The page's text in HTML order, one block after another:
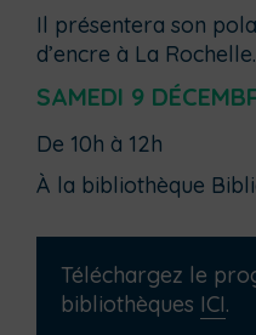
Il présentera son
d’encre à La Rochelle.
SAMEDI 9
De 10h à 12h
À la bibliothèque
Téléchargez le
bibliothèques ICI.